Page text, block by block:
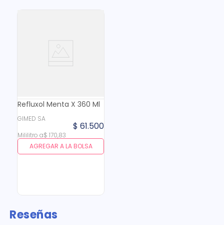
Refluxol Menta X 360 Ml
GIMED SA
$ 61.500
Mililitro a$ 170,83
AGREGAR A LA BOLSA
Reseñas